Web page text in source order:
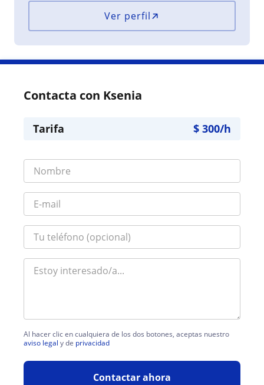
Ver perfil
Contacta con Ksenia
Tarifa $ 300/h
Al hacer clic en cualquiera de los dos botones, aceptas nuestro
aviso legal y de privacidad
Contactar ahora